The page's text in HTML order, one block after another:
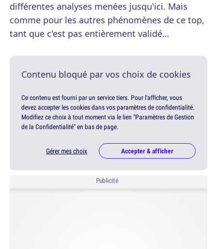
différentes analyses menées jusqu'ici. Mais
comme pour les autres phénomènes de ce top,
tant que c'est pas entièrement validé…
Contenu bloqué par vos choix de cookies
Ce contenu est fourni par un service tiers. Pour l'afficher, vous
devez accepter les cookies dans vos paramètres de confidentialité.
Modifiez ce choix à tout moment via le lien "Paramètres de Gestion
de la Confidentialité" en bas de page.
Gérer mes choix Accepter & afficher
Publicité